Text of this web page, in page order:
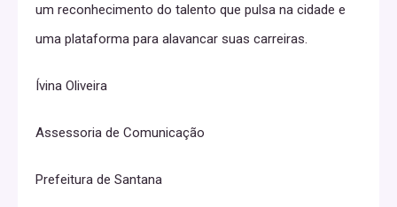
um reconhecimento do talento que pulsa na cidade e
uma plataforma para alavancar suas carreiras.
Ívina Oliveira
Assessoria de Comunicação
Prefeitura de Santana